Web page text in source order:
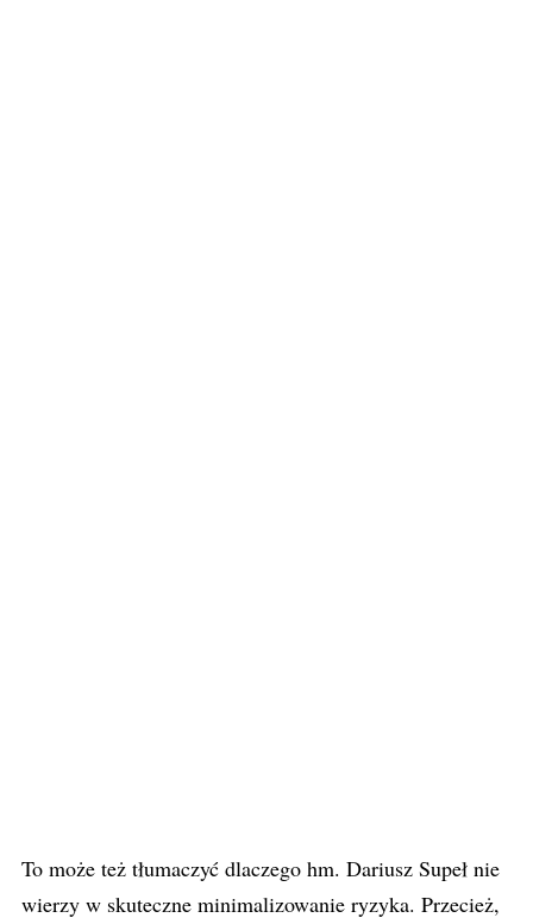
To może też tłumaczyć dlaczego hm. Dariusz Supeł nie
wierzy w skuteczne minimalizowanie ryzyka. Przecież,